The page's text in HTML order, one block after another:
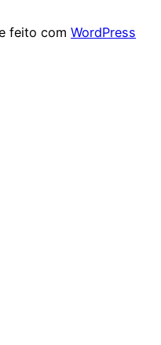
feito com WordPress